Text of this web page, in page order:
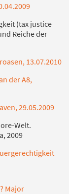
(tax justice
Reiche der
13.07.2010
der A8,
29.05.2009
Welt.
2009
Major